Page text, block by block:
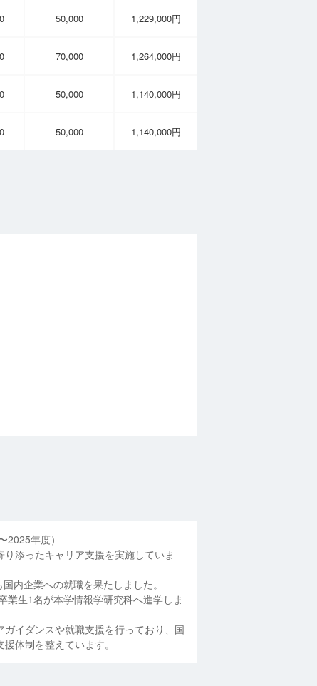
50,000 1,229,000円
70,000 1,264,000円
50,000 1,140,000円
50,000 1,140,000円
2025年度）
添ったキャリア支援を実施していま
内企業への就職を果たしました。
業生1名が本学情報学研究科へ進学しま
イダンスや就職支援を行っており、国
体制を整えています。